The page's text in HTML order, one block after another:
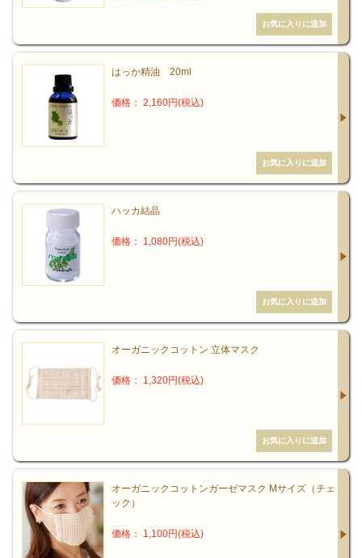
はっか精油 20ml
価格： 2,160円(税込)
ハッカ結晶
価格： 1,080円(税込)
オーガニックコットン 立体マスク
価格： 1,320円(税込)
オーガニックコットンガーゼマスク Mサイズ（チェ
ック）
価格： 1,100円(税込)